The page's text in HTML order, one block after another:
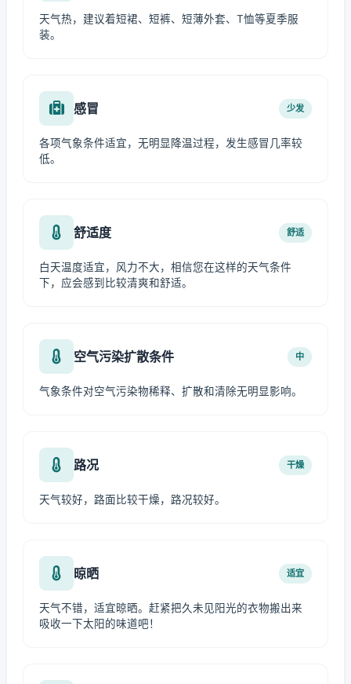
天气热，建议着短裙、短裤、短薄外套、T恤等夏季服
装。
感冒 少发
各项气象条件适宜，无明显降温过程，发生感冒几率较
低。
舒适度 舒适
白天温度适宜，风力不大，相信您在这样的天气条件
下，应会感到比较清爽和舒适。
空气污染扩散条件 中
气象条件对空气污染物稀释、扩散和清除无明显影响。
路况 干燥
天气较好，路面比较干燥，路况较好。
晾晒 适宜
天气不错，适宜晾晒。赶紧把久未见阳光的衣物搬出来
吸收一下太阳的味道吧！